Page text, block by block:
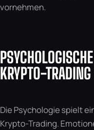
vornehmen.
KRYPTO-TRADING
Die Psychologie spielt
Krypto-Trading.